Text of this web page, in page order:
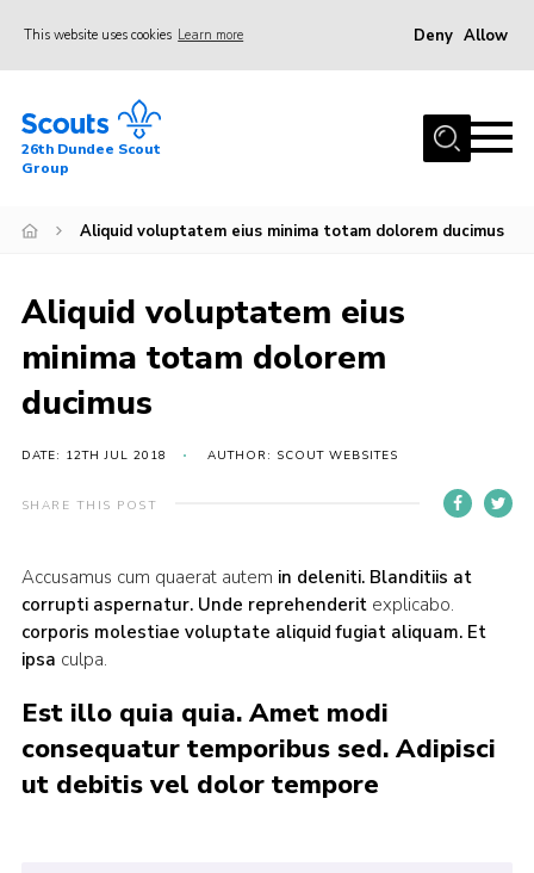
This website uses cookies Learn more Deny Allow
Home
About Us
Events
Gallery
Contact
26th Dundee Scout
Group
Aliquid voluptatem eius minima totam dolorem ducimus
Aliquid voluptatem eius
minima totam dolorem
ducimus
DATE: 12TH JUL 2018 AUTHOR: SCOUT WEBSITES
SHARE THIS POST
Accusamus cum quaerat autem in deleniti. Blanditiis at
corrupti aspernatur. Unde reprehenderitexplicabo.
corporis molestiae voluptate aliquid fugiat aliquam. Et
ipsa culpa.
Est illo quia quia. Amet modi
consequatur temporibus sed. Adipisci
ut debitis vel dolor tempore